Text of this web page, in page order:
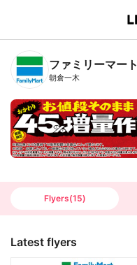
B
n
T
ファミリーマート
朝倉一木
Flyers(15)
Latest flyers